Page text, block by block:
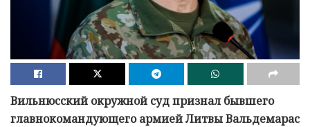
Вильнюсский окружной суд признал бывшего
главнокомандующего армией Литвы Вальдемарас